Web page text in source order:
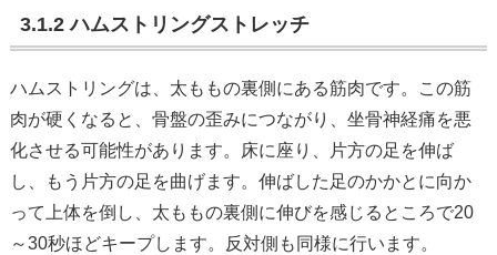
3.1.2 ハムストリングストレッチ
ハムストリングは、太ももの裏側にある筋肉です。この筋
肉が硬くなると、骨盤の歪みにつながり、坐骨神経痛を悪
化させる可能性があります。床に座り、片方の足を伸ば
し、もう片方の足を曲げます。伸ばした足のかかとに向か
って上体を倒し、太ももの裏側に伸びを感じるところで20
～30秒ほどキープします。反対側も同様に行います。